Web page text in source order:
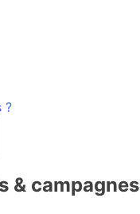
?
& campagnes